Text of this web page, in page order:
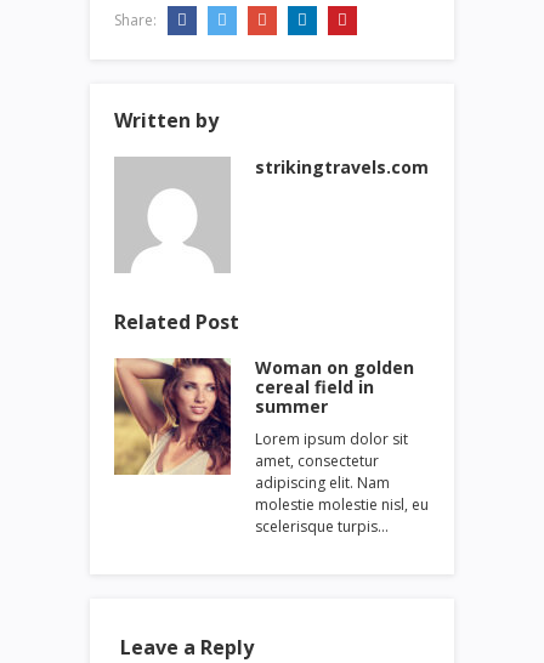
Share:
Written by
strikingtravels.com
Related Post
Woman on golden
cereal field in
summer
Lorem ipsum dolor sit
amet, consectetur
adipiscing elit. Nam
molestie molestie nisl, eu
scelerisque turpis…
Leave a Reply